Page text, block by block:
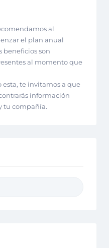
al
el plan anual
beneficios son
al momento que
esta, te invitamos a que
información
tu compañía.